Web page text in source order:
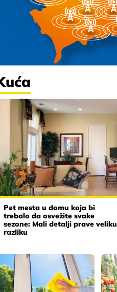
Pet mesta u domu koja bi
trebalo da osvežite svake
sezone: Mali detalji prave veliku
razliku